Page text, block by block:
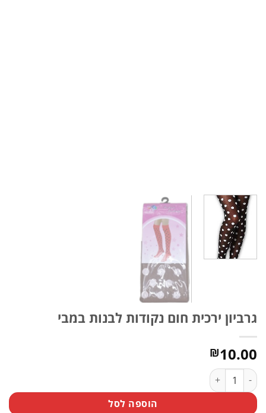
גרביון ירכית חום נקודות לבנות במבי
₪10.00
כמות של גרביון ירכית חום נקודות לבנות במבי
הוספה לסל